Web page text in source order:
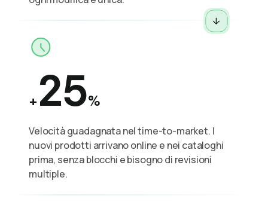
+25%
Velocità guadagnata nel time-to-market. I
nuovi prodotti arrivano online e nei cataloghi
prima, senza blocchi e bisogno di revisioni
multiple.